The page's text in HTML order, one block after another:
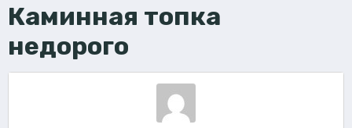
Каминная топка
недорого